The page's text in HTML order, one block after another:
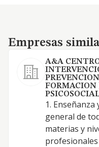
Empresas similares
Empresas
A&A
FORMACION
1.
general de
materias y